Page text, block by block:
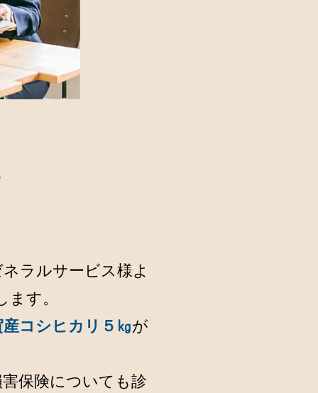
ラルサービス様よ
す。
コシヒカリ５㎏が
保険についても診